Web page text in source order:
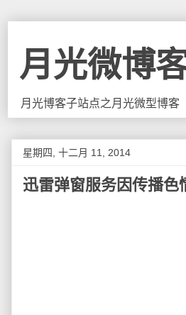
月光微博
月光博客子站点之月光微型博客
星期四, 十二月 11, 2014
迅雷弹窗服务因传播色